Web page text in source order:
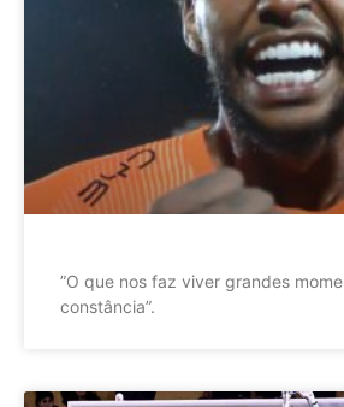
”O que nos faz viver grandes
constância”.